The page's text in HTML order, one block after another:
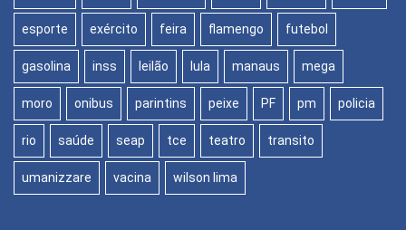
esporte exército feira flamengo futebol
gasolina inss leilão lula manaus mega
moro onibus parintins peixe PF pm policia
rio saúde seap tce teatro transito
umanizzare vacina wilson lima